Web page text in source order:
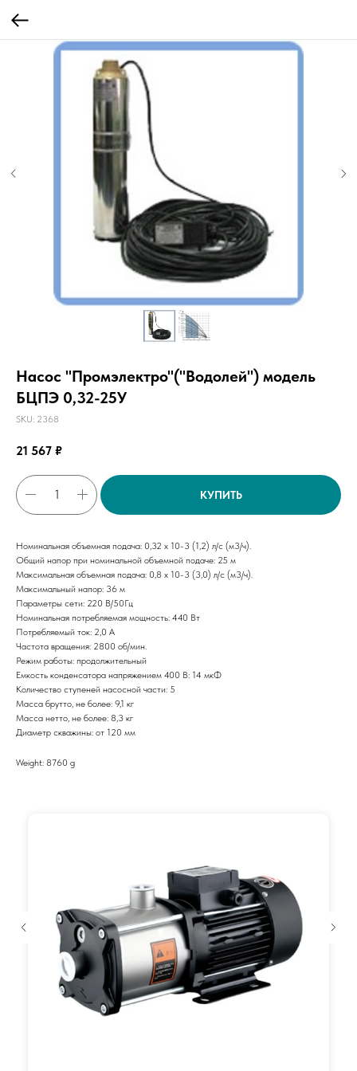
Насос "Промэлектро"("Водолей") модель
БЦПЭ 0,32-25У
SKU: 2368
21 567 ₽
КУПИТЬ
Номинальная объемная подача: 0,32 х 10-3 (1,2) л/с (м3/ч).
Общий напор при номинальной объемной подаче: 25 м
Максимальная объемная подача: 0,8 х 10-3 (3,0) л/с (м3/ч).
Максимальный напор: 36 м
Параметры сети: 220 В/50Гц
Номинальная потребляемая мощность: 440 Вт
Потребляемый ток: 2,0 А
Частота вращения: 2800 об/мин.
Режим работы: продолжительный
Емкость конденсатора напряжением 400 В: 14 мкФ
Количество ступеней насосной части: 5
Масса брутто, не более: 9,1 кг
Масса нетто, не более: 8,3 кг
Диаметр скважины: от 120 мм
Weight: 8760 g